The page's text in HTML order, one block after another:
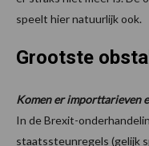
speelt hier natuurlijk ook.
Grootste
Komen er importtarieven
In de Brexit-
staatssteunregels (gelijk